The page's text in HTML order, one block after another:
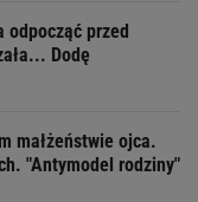
odpocząć przed
Dodę
małżeństwie ojca.
"Antymodel rodziny"